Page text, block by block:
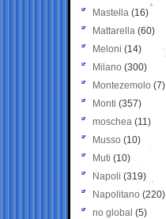
Mastella (16)
Mattarella (60)
Meloni (14)
Milano (300)
Montezemolo (7)
Monti (357)
moschea (11)
Musso (10)
Muti (10)
Napoli (319)
Napolitano (220)
no global (5)